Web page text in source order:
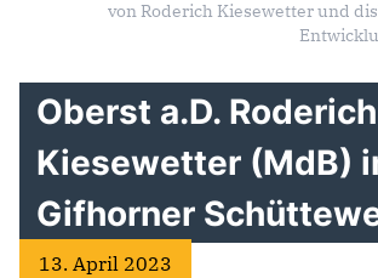
von Roderich Kiesewetter und
Oberst a.D. Roderich
Kiesewetter (MdB)
Gifhorner
13. April 2023